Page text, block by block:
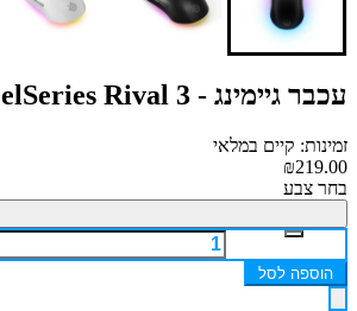
עכבר גיימינג - SteelSeries Rival 3
זמינות: קיים במלאי
₪219.00
בחר צבע
הוספה לסל